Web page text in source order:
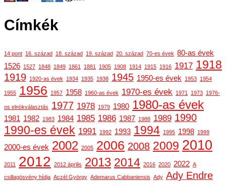
Címkék
14 pont 16. század 18. század 19. század 20. század 70-es évek 80-as évek
1526 1527 1848 1849 1861 1881 1905 1908 1914 1915 1916 1917 1918
1919 1920-as évek 1934 1935 1938 1945 1950-es évek 1953 1954
1955 1956 1957 1958 1960-as évek 1970-es évek 1971 1973 1976-
os elnökválasztás 1977 1978 1979 1980 1980-as évek
1981 1982 1983 1984 1985 1986 1987 1988 1989 1990
1990-es évek 1991 1992 1993 1994 1995 1998 1999
2000-es évek 2002 2005 2006 2008 2009 2010
2011 2012 2012 április 2013 2014 2016 2020 2022 A
csillagösvény hídja Aczél György Ademarus Cabbaniensis Ady Ady Endre